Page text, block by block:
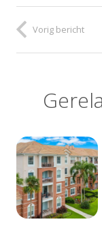
Vorig bericht